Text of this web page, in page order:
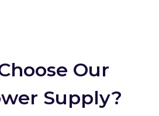
Our
Supply?